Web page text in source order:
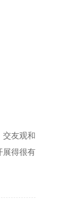
交友观和
展得很有